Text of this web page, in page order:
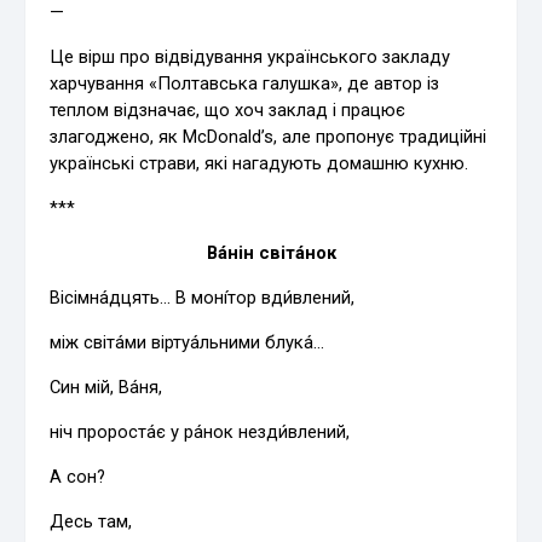
—
Це вірш про відвідування українського закладу
харчування «Полтавська галушка», де автор із
теплом відзначає, що хоч заклад і працює
злагоджено, як McDonald’s, але пропонує традиційні
українські страви, які нагадують домашню кухню.
***
Ва́нін світа́нок
Вісімна́дцять… В моні́тор вди́влений,
між світа́ми віртуа́льними блука́…
Син мій, Ва́ня,
ніч пророста́є у ра́нок незди́влений,
А сон?
Десь там,